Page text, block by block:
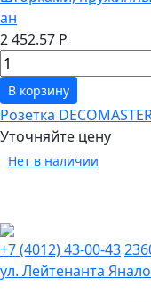
ан
2 452.57 Р
В корзину
Розетка
Уточняйте цену
Нет в наличии
+7 (4012) 43-00-43
ул. Лейтенанта